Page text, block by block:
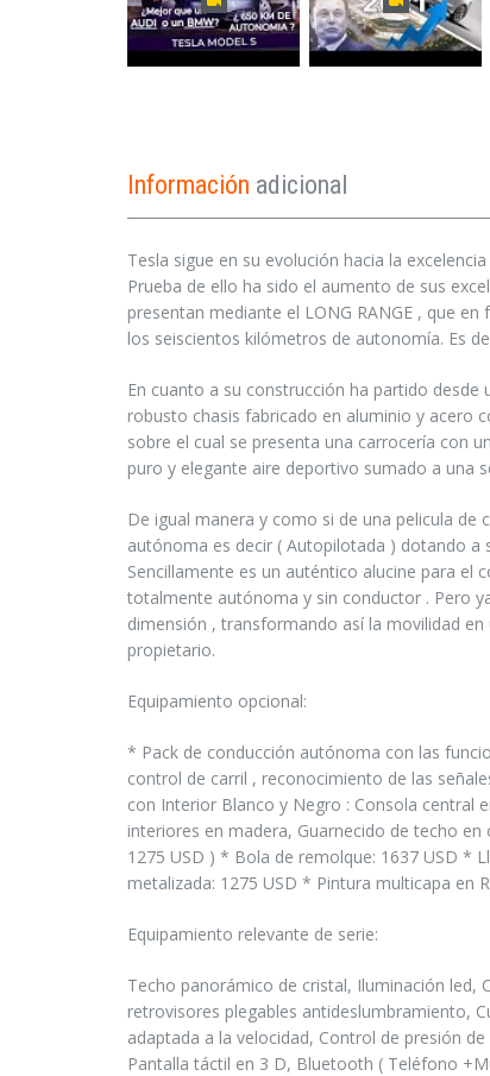
Información adicional
Tesla sigue en su evolución hacia la
Prueba de ello ha sido el aumento de sus
presentan mediante el LONG RANGE , que
los seiscientos kilómetros de autonomía. Es
En cuanto a su construcción ha partido
robusto chasis fabricado en aluminio y acero
sobre el cual se presenta una carrocería con
puro y elegante aire deportivo sumado a una
De igual manera y como si de una pelicula
autónoma es decir ( Autopilotada ) dotando a
Sencillamente es un auténtico alucine para
totalmente autónoma y sin conductor . Pero
dimensión , transformando así la movilidad
propietario.
Equipamiento opcional:
* Pack de conducción autónoma con las
control de carril , reconocimiento de las
con Interior Blanco y Negro : Consola central
interiores en madera, Guarnecido de techo
1275 USD ) * Bola de remolque: 1637 USD *
metalizada: 1275 USD * Pintura multicapa en
Equipamiento relevante de serie:
Techo panorámico de cristal, Iluminación led,
retrovisores plegables antideslumbramiento,
adaptada a la velocidad, Control de presión
Pantalla táctil en 3 D, Bluetooth ( Teléfono